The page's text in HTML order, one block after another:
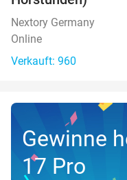
Nextory Germany
Online
Verkauft: 960
Gewinne
17 Pro